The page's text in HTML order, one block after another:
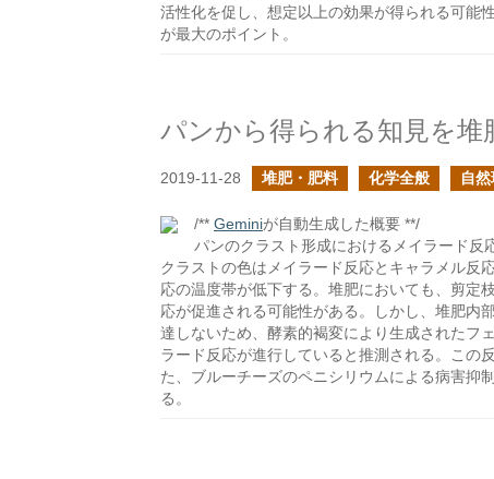
活性化を促し、想定以上の効果が得られる可能
が最大のポイント。
パンから得られる知見を堆
2019-11-28 堆肥・肥料 化学全般 自
/** Geminiが自動生成した概要 **/
パンのクラスト形成におけるメイラード反
クラストの色はメイラード反応とキャラメル反
応の温度帯が低下する。堆肥においても、剪定
応が促進される可能性がある。しかし、堆肥内
達しないため、酵素的褐変により生成されたフ
ラード反応が進行していると推測される。この
た、ブルーチーズのペニシリウムによる病害抑
る。